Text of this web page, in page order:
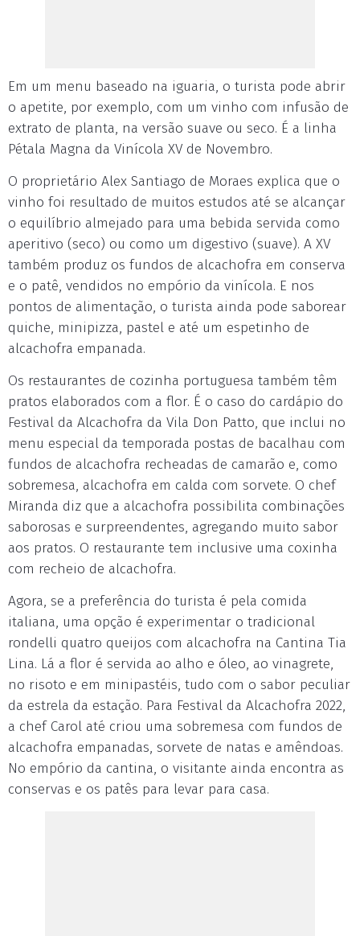
Em um menu baseado na iguaria, o turista pode abrir
o apetite, por exemplo, com um vinho com infusão de
extrato de planta, na versão suave ou seco. É a linha
Pétala Magna da Vinícola XV de Novembro.
O proprietário Alex Santiago de Moraes explica que o
vinho foi resultado de muitos estudos até se alcançar
o equilíbrio almejado para uma bebida servida como
aperitivo (seco) ou como um digestivo (suave). A XV
também produz os fundos de alcachofra em conserva
e o patê, vendidos no empório da vinícoIa. E nos
pontos de alimentação, o turista ainda pode saborear
quiche, minipizza, pastel e até um espetinho de
alcachofra empanada.
Os restaurantes de cozinha portuguesa também têm
pratos elaborados com a flor. É o caso do cardápio do
Festival da Alcachofra da Vila Don Patto, que inclui no
menu especial da temporada postas de bacalhau com
fundos de alcachofra recheadas de camarão e, como
sobremesa, alcachofra em calda com sorvete. O chef
Miranda diz que a alcachofra possibilita combinações
saborosas e surpreendentes, agregando muito sabor
aos pratos. O restaurante tem inclusive uma coxinha
com recheio de alcachofra.
Agora, se a preferência do turista é pela comida
italiana, uma opção é experimentar o tradicional
rondelli quatro queijos com alcachofra na Cantina Tia
Lina. Lá a flor é servida ao alho e óleo, ao vinagrete,
no risoto e em minipastéis, tudo com o sabor peculiar
da estrela da estação. Para Festival da Alcachofra 2022,
a chef Carol até criou uma sobremesa com fundos de
alcachofra empanadas, sorvete de natas e amêndoas.
No empório da cantina, o visitante ainda encontra as
conservas e os patês para levar para casa.